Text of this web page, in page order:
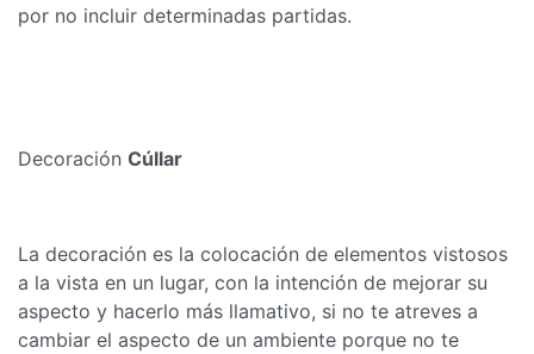
por no incluir determinadas partidas.
Decoración Cúllar
La decoración es la colocación de elementos vistosos
a la vista en un lugar, con la intención de mejorar su
aspecto y hacerlo más llamativo, si no te atreves a
cambiar el aspecto de un ambiente porque no te